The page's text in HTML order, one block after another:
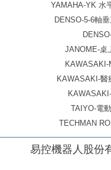
YAMAHA-YK 水
DENSO-5-6軸
JANOME-桌
KAWASAKI-
KAWASAKI-醫
TAIYO-電
TECHMAN
易控機器人股份